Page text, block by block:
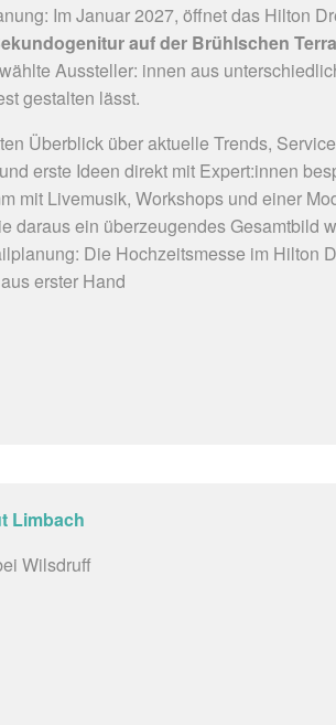
Im Januar 2027, öffnet das Hilton
auf der Brühlschen
Aussteller: innen aus
gestalten lässt.
Überblick über aktuelle Trends,
erste Ideen direkt mit Expert:innen
mit Livemusik, Workshops und einer
daraus ein überzeugendes Gesamtbild
Die Hochzeitsmesse im Hilton
erster Hand
Limbach
Wilsdruff